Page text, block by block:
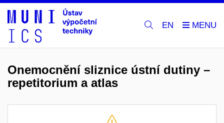
EN
Onemocnění sliznice ústní dutiny –
repetitorium a atlas